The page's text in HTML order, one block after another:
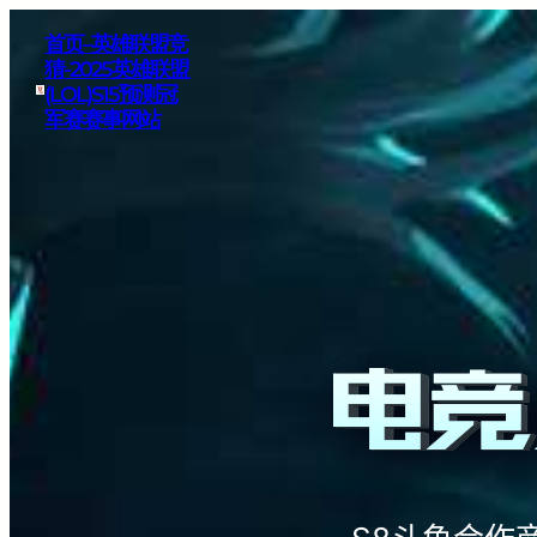
首页–英雄联盟竞
猜-2025英雄联盟
(LOL)S15预测冠
军赛赛事网站